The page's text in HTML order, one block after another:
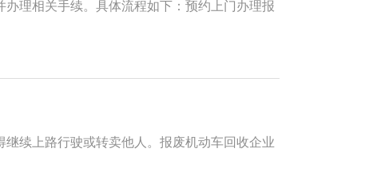
理相关手续。具体流程如下：‌预约上门办理报
续上路行驶或转卖他人。报废机动车回收企业